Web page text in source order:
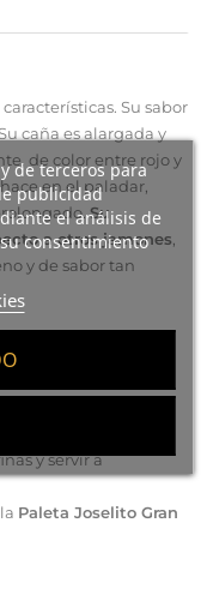
de terceros para
publicidad
el análisis de
consentimiento
Su sabor
caña es alargada y
de color entre rojo y
en el paladar,
Su
a otros jamones
y de sabor tan
y servir a
la Paleta Joselito Gran